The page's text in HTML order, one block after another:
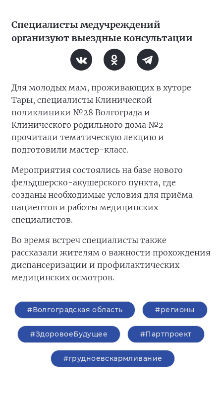
Специалисты медучреждений
организуют выездные консультации
Для молодых мам, проживающих в хуторе
Тары, специалисты Клинической
поликлиники №28 Волгограда и
Клинического родильного дома №2
прочитали тематическую лекцию и
подготовили мастер-класс.
Мероприятия состоялись на базе нового
фельдшерско-акушерского пункта, где
созданы необходимые условия для приёма
пациентов и работы медицинских
специалистов.
Во время встреч специалисты также
рассказали жителям о важности прохождения
диспансеризации и профилактических
медицинских осмотров.
#Волгоградская область #регионы
#ЗдоровоеБудущее #Партпроект
#грудноевскармливание